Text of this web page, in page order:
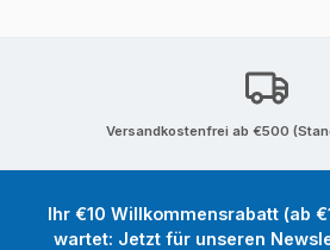
Versandkostenfrei ab €500
Ihr €10 Willkommensrabatt (ab
wartet: Jetzt für unseren